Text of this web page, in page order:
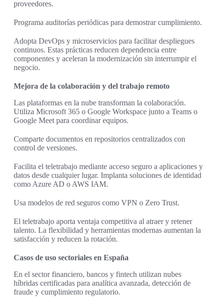
proveedores.
Programa auditorías periódicas para demostrar cumplimiento.
Adopta DevOps y microservicios para facilitar despliegues
continuos. Estas prácticas reducen dependencia entre
componentes y aceleran la modernización sin interrumpir el
negocio.
Mejora de la colaboración y del trabajo remoto
Las plataformas en la nube transforman la colaboración.
Utiliza Microsoft 365 o Google Workspace junto a Teams o
Google Meet para coordinar equipos.
Comparte documentos en repositorios centralizados con
control de versiones.
Facilita el teletrabajo mediante acceso seguro a aplicaciones y
datos desde cualquier lugar. Implanta soluciones de identidad
como Azure AD o AWS IAM.
Usa modelos de red seguros como VPN o Zero Trust.
El teletrabajo aporta ventaja competitiva al atraer y retener
talento. La flexibilidad y herramientas modernas aumentan la
satisfacción y reducen la rotación.
Casos de uso sectoriales en España
En el sector financiero, bancos y fintech utilizan nubes
híbridas certificadas para analítica avanzada, detección de
fraude y cumplimiento regulatorio.